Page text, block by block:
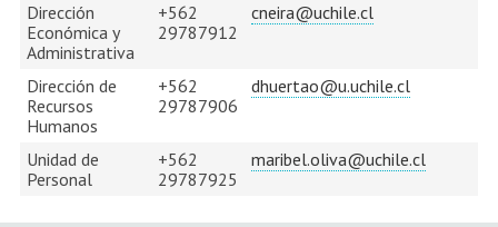
Dirección
Económica y
Administrativa
+562
29787912
cneira@uchile.cl
Dirección de
Recursos
Humanos
+562
29787906
dhuertao@u.uchile.cl
Unidad de
Personal
+562
29787925
maribel.oliva@uchile.cl